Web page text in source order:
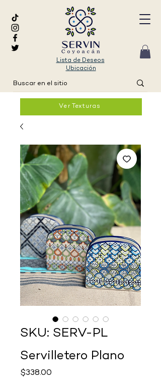
Lista de Deseos
Ubicación
Ver Texturas
SKU: SERV-PL
Servilletero Plano
$338.00